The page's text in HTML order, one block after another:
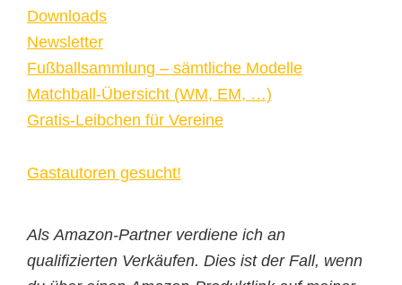
Downloads
Newsletter
Fußballsammlung – sämtliche Modelle
Matchball-Übersicht (WM, EM, …)
Gratis-Leibchen für Vereine
Gastautoren gesucht!
Als Amazon-Partner verdiene ich an
qualifizierten Verkäufen. Dies ist der Fall, wenn